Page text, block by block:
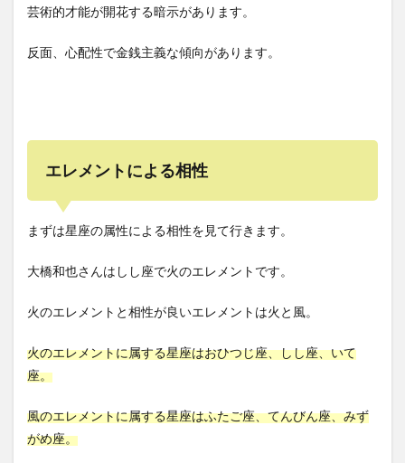
芸術的才能が開花する暗示があります。
反面、心配性で金銭主義な傾向があります。
エレメントによる相性
まずは星座の属性による相性を見て行きます。
大橋和也さんはしし座で火のエレメントです。
火のエレメントと相性が良いエレメントは火と風。
火のエレメントに属する星座はおひつじ座、しし座、いて
座。
風のエレメントに属する星座はふたご座、てんびん座、みず
がめ座。